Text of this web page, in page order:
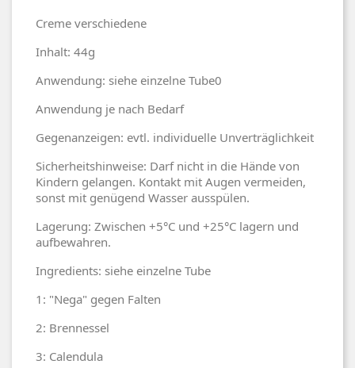
Creme verschiedene
Inhalt: 44g
Anwendung: siehe einzelne Tube0
Anwendung je nach Bedarf
Gegenanzeigen: evtl. individuelle Unverträglichkeit
Sicherheitshinweise: Darf nicht in die Hände von
Kindern gelangen. Kontakt mit Augen vermeiden,
sonst mit genügend Wasser ausspülen.
Lagerung: Zwischen +5°C und +25°C lagern und
aufbewahren.
Ingredients: siehe einzelne Tube
1: "Nega" gegen Falten
2: Brennessel
3: Calendula